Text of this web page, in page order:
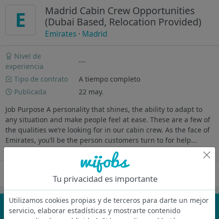
E
Madrid Cabin Crew Opportunities
(Dubai Based, Relocation Provided)
Emirates · Madrid
Nivel de
experiencia
---
Tipo de contrato
A tiempo completo
Publicada
22 may.
Job Purpose A personality that shines, the ability to adapt to
any situation and make people feel at ease. These are a few of
the qualities we’re looking for in our cabin crew. As the face of
Emirates, you’ll be the person customers turn to for help...
Ver más
¡No te pierdas nada!
Tu privacidad es importante
Utilizamos cookies propias y de terceros para darte un mejor
servicio, elaborar estadísticas y mostrarte contenido